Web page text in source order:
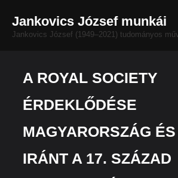
Jankovics József munkái
Jankovics József (1949–2021) tudományos
Bibliográfia
Impresszum
A ROYAL SOCIETY
ÉRDEKLŐDÉSE
MAGYARORSZÁG
IRÁNT A 17. SZÁZAD